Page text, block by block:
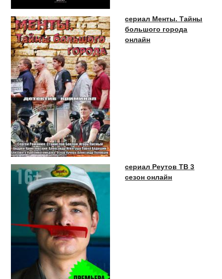
сериал Менты. Тайны
большого города
онлайн
сериал Реутов ТВ 3
сезон онлайн